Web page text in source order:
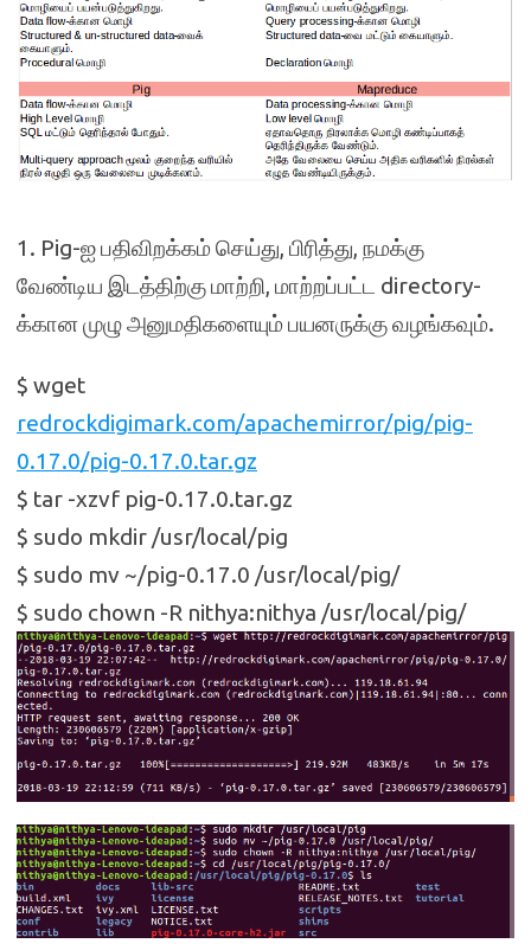
1. Pig-ஐ பதிவிறக்கம் செய்து, பிரித்து, நமக்கு
வேண்டிய இடத்திற்கு மாற்றி, மாற்றப்பட்ட directory-
க்கான முழு அனுமதிகளையும் பயனருக்கு வழங்கவும்.
$ wget
redrockdigimark.com/apachemirror/pig/pig-
0.17.0/pig-0.17.0.tar.gz
$ tar -xzvf pig-0.17.0.tar.gz
$ sudo mkdir /usr/local/pig
$ sudo mv ~/pig-0.17.0 /usr/local/pig/
$ sudo chown -R nithya:nithya /usr/local/pig/